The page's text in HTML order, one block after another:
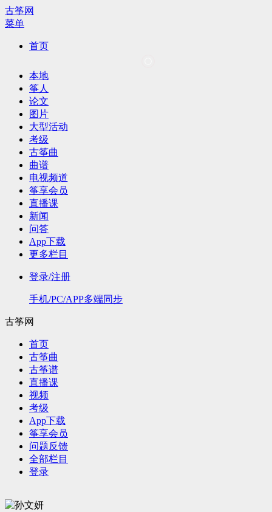
古筝网
菜单
首页
本地
筝人
论文
图片
大型活动
考级
古筝曲
曲谱
电视频道
筝享会员
直播课
新闻
问答
App下载
更多栏目
登录/注册
手机/PC/APP多端同步
古筝网
首页
古筝曲
古筝谱
直播课
视频
考级
App下载
筝享会员
问题反馈
全部栏目
登录